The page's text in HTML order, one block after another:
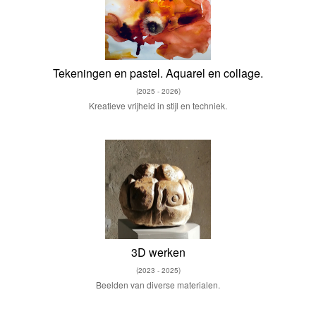
Tekeningen en pastel. Aquarel en collage.
(2025 - 2026)
Kreatieve vrijheid in stijl en techniek.
3D werken
(2023 - 2025)
Beelden van diverse materialen.